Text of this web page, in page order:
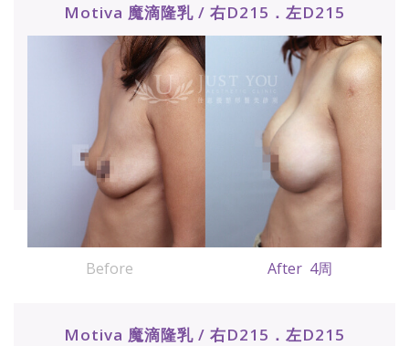
Motiva 魔滴隆乳 / 右D215．左D215
Before After 4周
Motiva 魔滴隆乳 / 右D215．左D215